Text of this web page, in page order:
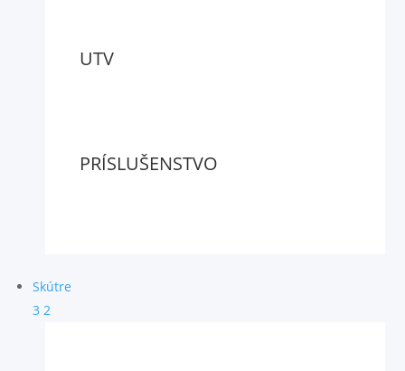
UTV
PRÍSLUŠENSTVO
Skútre
3 2